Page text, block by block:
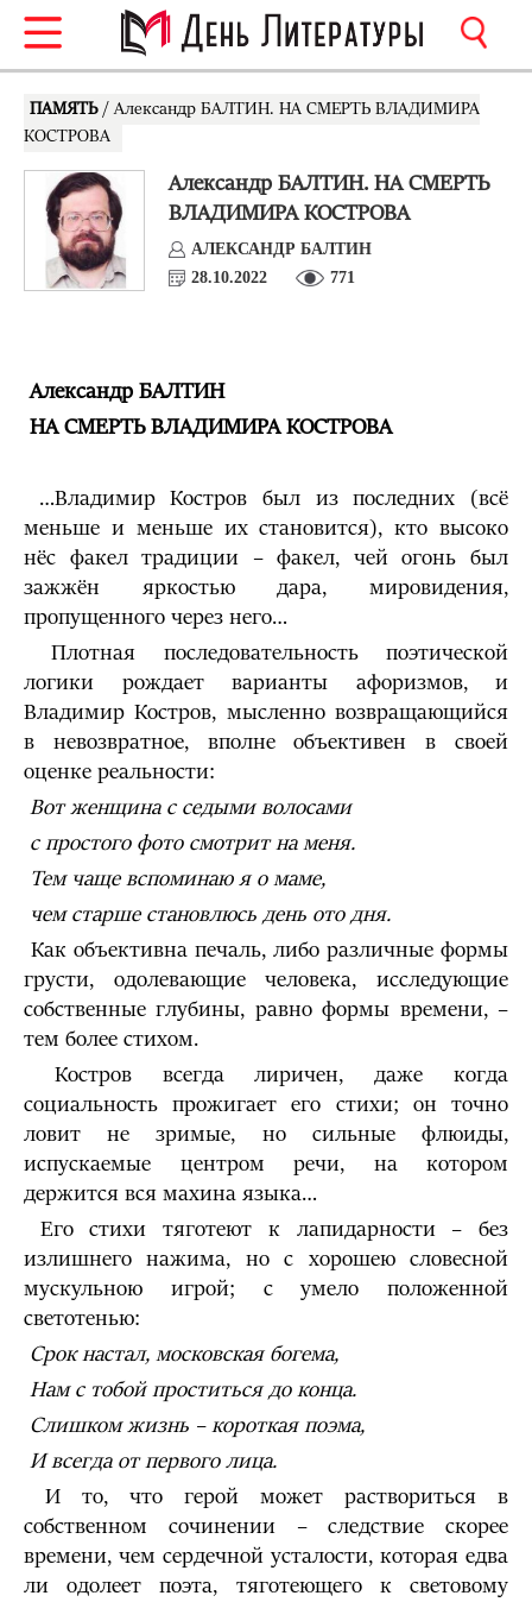
ПАМЯТЬ / Александр БАЛТИН. НА СМЕРТЬ ВЛАДИМИРА
КОСТРОВА
Александр БАЛТИН. НА СМЕРТЬ
ВЛАДИМИРА КОСТРОВА
АЛЕКСАНДР БАЛТИН
28.10.2022
771
Александр БАЛТИН
НА СМЕРТЬ ВЛАДИМИРА КОСТРОВА
…Владимир Костров был из последних (всё
меньше и меньше их становится), кто высоко
нёс факел традиции – факел, чей огонь был
зажжён яркостью дара, мировидения,
пропущенного через него…
Плотная последовательность поэтической
логики рождает варианты афоризмов, и
Владимир Костров, мысленно возвращающийся
в невозвратное, вполне объективен в своей
оценке реальности:
Вот женщина с седыми волосами
с простого фото смотрит на меня.
Тем чаще вспоминаю я о маме,
чем старше становлюсь день ото дня.
Как объективна печаль, либо различные формы
грусти, одолевающие человека, исследующие
собственные глубины, равно формы времени, –
тем более стихом.
Костров всегда лиричен, даже когда
социальность прожигает его стихи; он точно
ловит не зримые, но сильные флюиды,
испускаемые центром речи, на котором
держится вся махина языка…
Его стихи тяготеют к лапидарности – без
излишнего нажима, но с хорошею словесной
мускульною игрой; с умело положенной
светотенью:
Срок настал, московская богема,
Нам с тобой проститься до конца.
Слишком жизнь – короткая поэма,
И всегда от первого лица.
И то, что герой может раствориться в
собственном сочинении – следствие скорее
времени, чем сердечной усталости, которая едва
ли одолеет поэта, тяготеющего к световому